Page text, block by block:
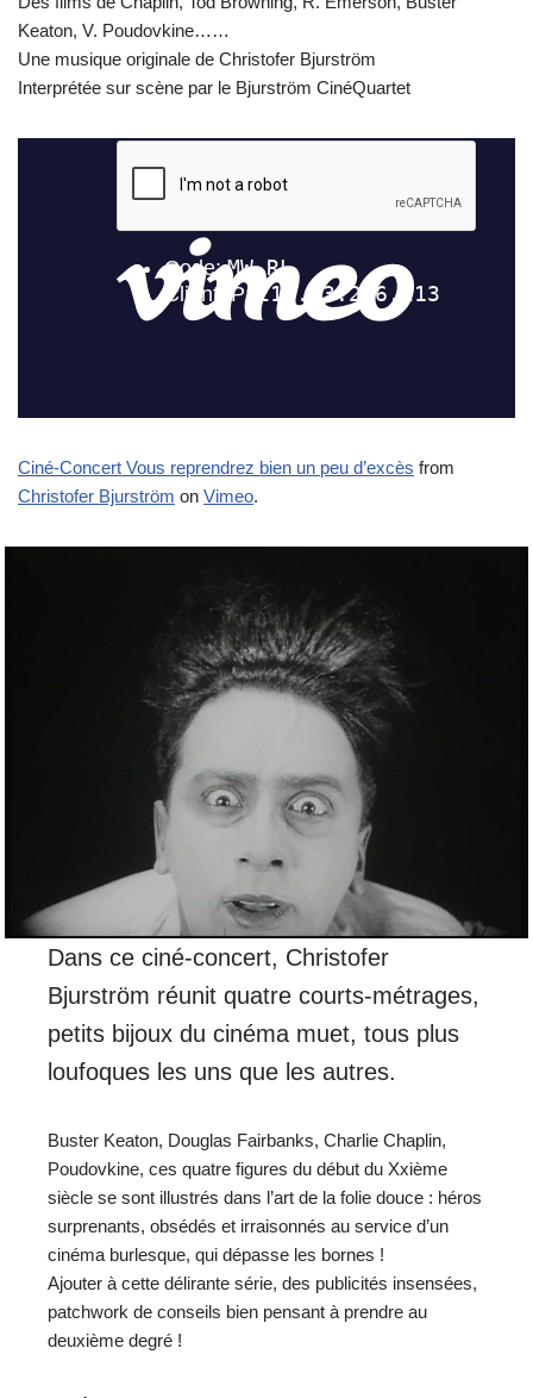
Keaton, V. Poudovkine……
Une musique originale de Christofer Bjurström
Interprétée sur scène par le Bjurström CinéQuartet
Ciné-Concert Vous reprendrez bien un peu d’excès from
Christofer Bjurström on Vimeo.
Dans ce ciné-concert, Christofer
Bjurström réunit quatre courts-métrages,
petits bijoux du cinéma muet, tous plus
loufoques les uns que les autres.
Buster Keaton, Douglas Fairbanks, Charlie Chaplin,
Poudovkine, ces quatre figures du début du Xxième
siècle se sont illustrés dans l’art de la folie douce : héros
surprenants, obsédés et irraisonnés au service d’un
cinéma burlesque, qui dépasse les bornes !
Ajouter à cette délirante série, des publicités insensées,
patchwork de conseils bien pensant à prendre au
deuxième degré !